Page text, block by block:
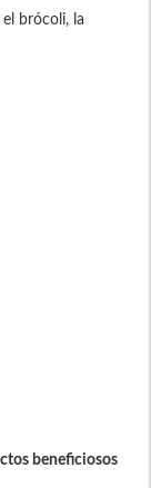
brócoli, la
beneficiosos